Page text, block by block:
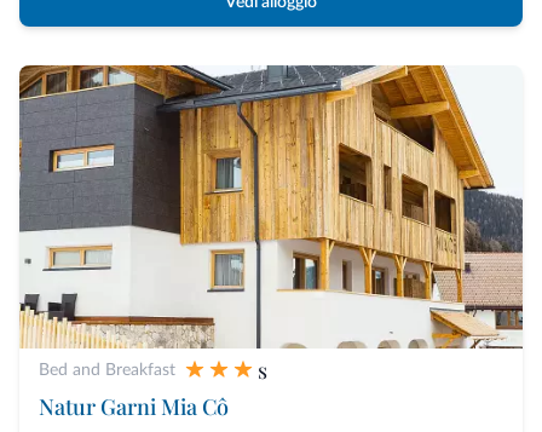
Bed and Breakfast
s
Natur Garni Mia Cô